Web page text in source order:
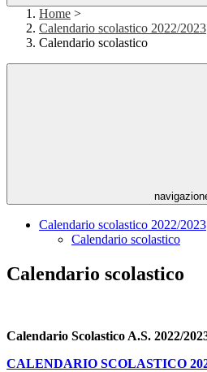
Home >
Calendario scolastico 2022/2023
Calendario scolastico
Calendario scolastico 2022/2023
Calendario scolastico
Calendario scolastico
Calendario Scolastico A.S. 2022/
CALENDARIO SCOLASTICO